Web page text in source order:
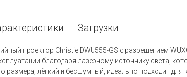
Загрузки
проектор Christie DWU555-GS с разрешением
благодаря лазерному источнику света,
размера, лёгкий и бесшумный, идеально подходит для